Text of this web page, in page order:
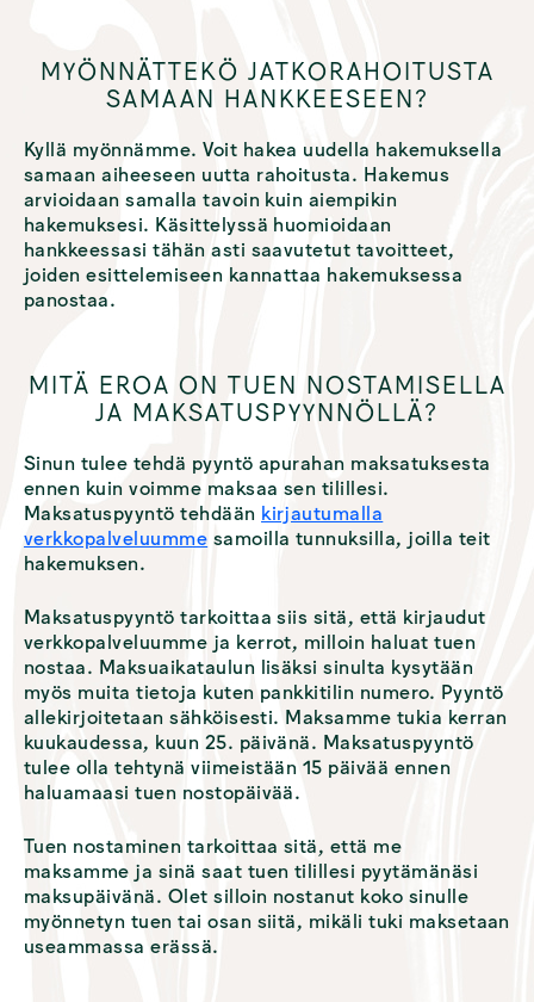
MYÖNNÄTTEKÖ JATKORAHOITUSTA
SAMAAN HANKKEESEEN?
Kyllä myönnämme. Voit hakea uudella hakemuksella
samaan aiheeseen uutta rahoitusta. Hakemus
arvioidaan samalla tavoin kuin aiempikin
hakemuksesi. Käsittelyssä huomioidaan
hankkeessasi tähän asti saavutetut tavoitteet,
joiden esittelemiseen kannattaa hakemuksessa
panostaa.
MITÄ EROA ON TUEN NOSTAMISELLA
JA MAKSATUSPYYNNÖLLÄ?
Sinun tulee tehdä pyyntö apurahan maksatuksesta
ennen kuin voimme maksaa sen tilillesi.
Maksatuspyyntö tehdään kirjautumalla
verkkopalveluumme samoilla tunnuksilla, joilla teit
hakemuksen.
Maksatuspyyntö tarkoittaa siis sitä, että kirjaudut
verkkopalveluumme ja kerrot, milloin haluat tuen
nostaa. Maksuaikataulun lisäksi sinulta kysytään
myös muita tietoja kuten pankkitilin numero. Pyyntö
allekirjoitetaan sähköisesti. Maksamme tukia kerran
kuukaudessa, kuun 25. päivänä. Maksatuspyyntö
tulee olla tehtynä viimeistään 15 päivää ennen
haluamaasi tuen nostopäivää.
Tuen nostaminen tarkoittaa sitä, että me
maksamme ja sinä saat tuen tilillesi pyytämänäsi
maksupäivänä. Olet silloin nostanut koko sinulle
myönnetyn tuen tai osan siitä, mikäli tuki maksetaan
useammassa erässä.